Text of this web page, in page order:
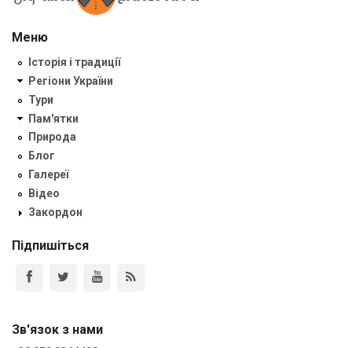
Меню
Історія і традиції
Регіони України
Тури
Пам'ятки
Природа
Блог
Галереї
Відео
Закордон
Підпишіться
Зв'язок з нами